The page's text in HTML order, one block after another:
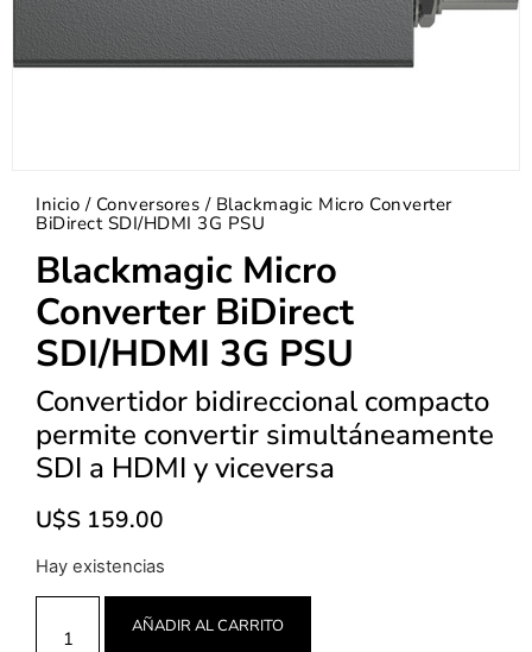
Inicio / Conversores / Blackmagic Micro Converter
BiDirect SDI/HDMI 3G PSU
Blackmagic Micro
Converter BiDirect
SDI/HDMI 3G PSU
Convertidor bidireccional compacto
permite convertir simultáneamente
SDI a HDMI y viceversa
U$S 159.00
Hay existencias
AÑADIR AL CARRITO